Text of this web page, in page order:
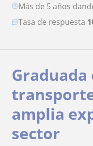
más de 5 años
Tasa de respuesta
amplia
sector